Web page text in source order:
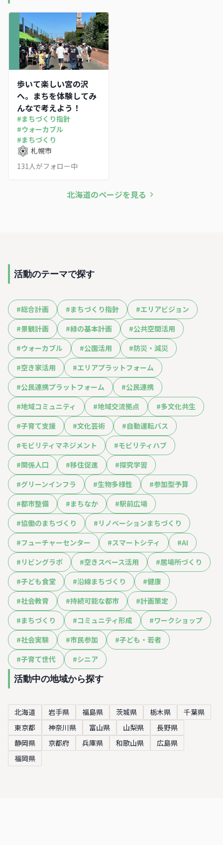
歩いて楽しい宮の沢
へ。まちを体験してみ
んなで考えよう！
#まちづくり指針
#ウォーカブル
#まちづくり
札幌市
131 人がフォロー中
北海道のページを見る
活動のテーマで探す
#総合計画 #まちづくり指針 #エリアビジョン
#景観計画 #緑の基本計画 #公共空間活用
#ウォーカブル #公園活用 #防災・減災
#空き家活用 #エリアプラットフォーム
#公民連携プラットフォーム #公民連携
#地域コミュニティ #地域交流拠点 #多文化共生
#子育て支援 #文化芸術 #自動運転バス
#モビリティマネジメント #モビリティハブ
#関係人口 #移住促進 #探究学習
#グリーンインフラ #生物多様性 #参加型予算
#都市整備 #まちなか #駅前広場
#協働のまちづくり # リノベーションまちづくり
#フューチャーセンター #スマートシティ #AI
# リビングラボ #空きスペース活用 #居場所づくり
#子ども食堂 #沿線まちづくり #健康
#社会教育 #持続可能な都市 #計画策定
#まちづくり #コミュニティ形成 #ワークショップ
#社会実験 #市民参加 #子ども・若者
#子育て世代 #シニア
活動中の地域から探す
北海道 岩手県 福島県 茨城県 栃木県
千葉県
東京都
神奈川県 富山県 山梨県
長野県
静岡県
京都府 兵庫県 和歌山県
広島県
福岡県